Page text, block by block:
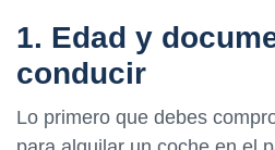
1. Edad y
conducir
Lo primero que debes